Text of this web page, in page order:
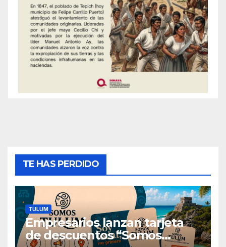
TE HAS PERDIDO
TULUM
Empresarios lanzan tarjeta
de descuentos “Somos